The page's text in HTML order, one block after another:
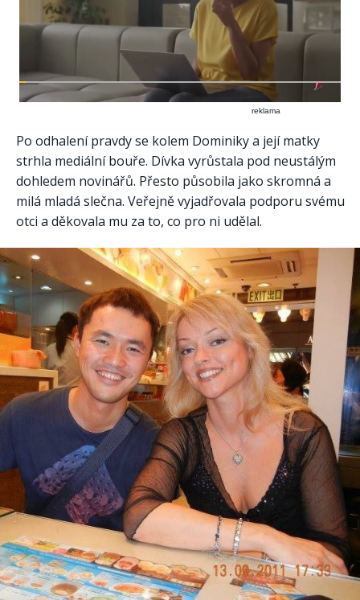
reklama
Po odhalení pravdy se kolem Dominiky a její matky
strhla mediální bouře. Dívka vyrůstala pod neustálým
dohledem novinářů. Přesto působila jako skromná a
milá mladá slečna. Veřejně vyjadřovala podporu svému
otci a děkovala mu za to, co pro ni udělal.